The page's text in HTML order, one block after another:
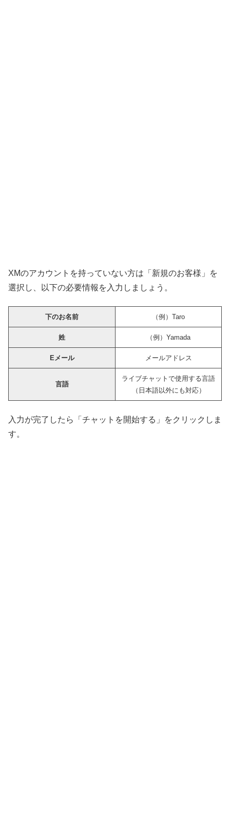
XMのアカウントを持っていない方は「新規のお客様」を
選択し、以下の必要情報を入力しましょう。
下のお名前 （例）Taro
姓 （例）Yamada
Eメール メールアドレス
言語
ライブチャットで使用する言語
（日本語以外にも対応）
入力が完了したら「チャットを開始する」をクリックしま
す。